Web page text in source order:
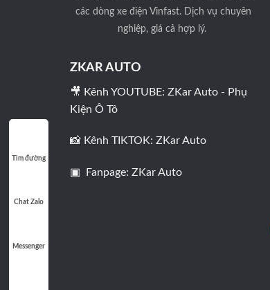
Hiển thị kính lái HUD
Lốp (0)
các dòng xe điện Vinfast. Dịch vụ chuyên
nghiệp, giá cả hợp lý.
ZKAR AUTO
🎥 Kênh YOUTUBE: ZKar Auto - Phụ
Kiện Ô Tô
📸 Kênh TIKTOK: ZKar Auto
▣ Fanpage: ZKar Auto
Tìm đường
Chat Zalo
Messenger